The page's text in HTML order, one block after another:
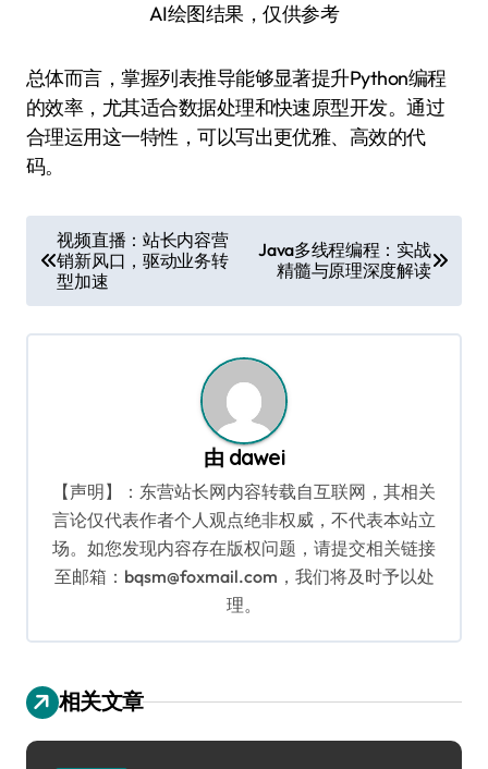
AI绘图结果，仅供参考
总体而言，掌握列表推导能够显著提升Python编程
的效率，尤其适合数据处理和快速原型开发。通过
合理运用这一特性，可以写出更优雅、高效的代
码。
章
导
航
视频直播：站长内容营
销新风口，驱动业务转
型加速
Java多线程编程：实战
精髓与原理深度解读
由 dawei
【声明】：东营站长网内容转载自互联网，其相关
言论仅代表作者个人观点绝非权威，不代表本站立
场。如您发现内容存在版权问题，请提交相关链接
至邮箱：bqsm@foxmail.com，我们将及时予以处
理。
相关文章